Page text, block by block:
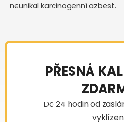
neunikal karcinogenní azbest.
PŘESNÁ
Do 24 hodin od